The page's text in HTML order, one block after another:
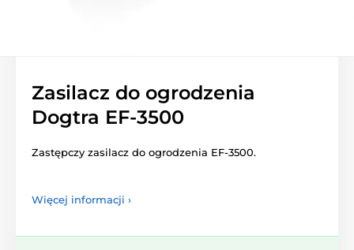
Zasilacz do ogrodzenia
Dogtra EF-3500
Zastępczy zasilacz do ogrodzenia EF-3500.
Więcej informacji ›